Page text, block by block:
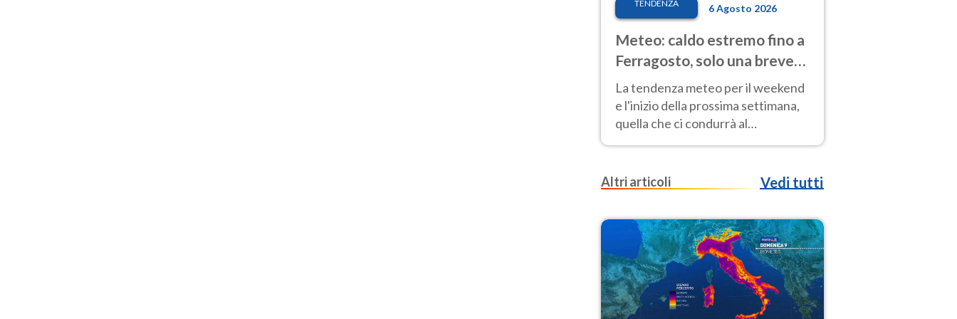
TENDENZA 6 Agosto 2026
Meteo: caldo estremo fino a
Ferragosto, solo una breve
pausa. Ecco dove
La tendenza meteo per il weekend
e l'inizio della prossima settimana,
quella che ci condurrà al
Ferragosto, vede ancora
Altri articoli
Vedi tutti